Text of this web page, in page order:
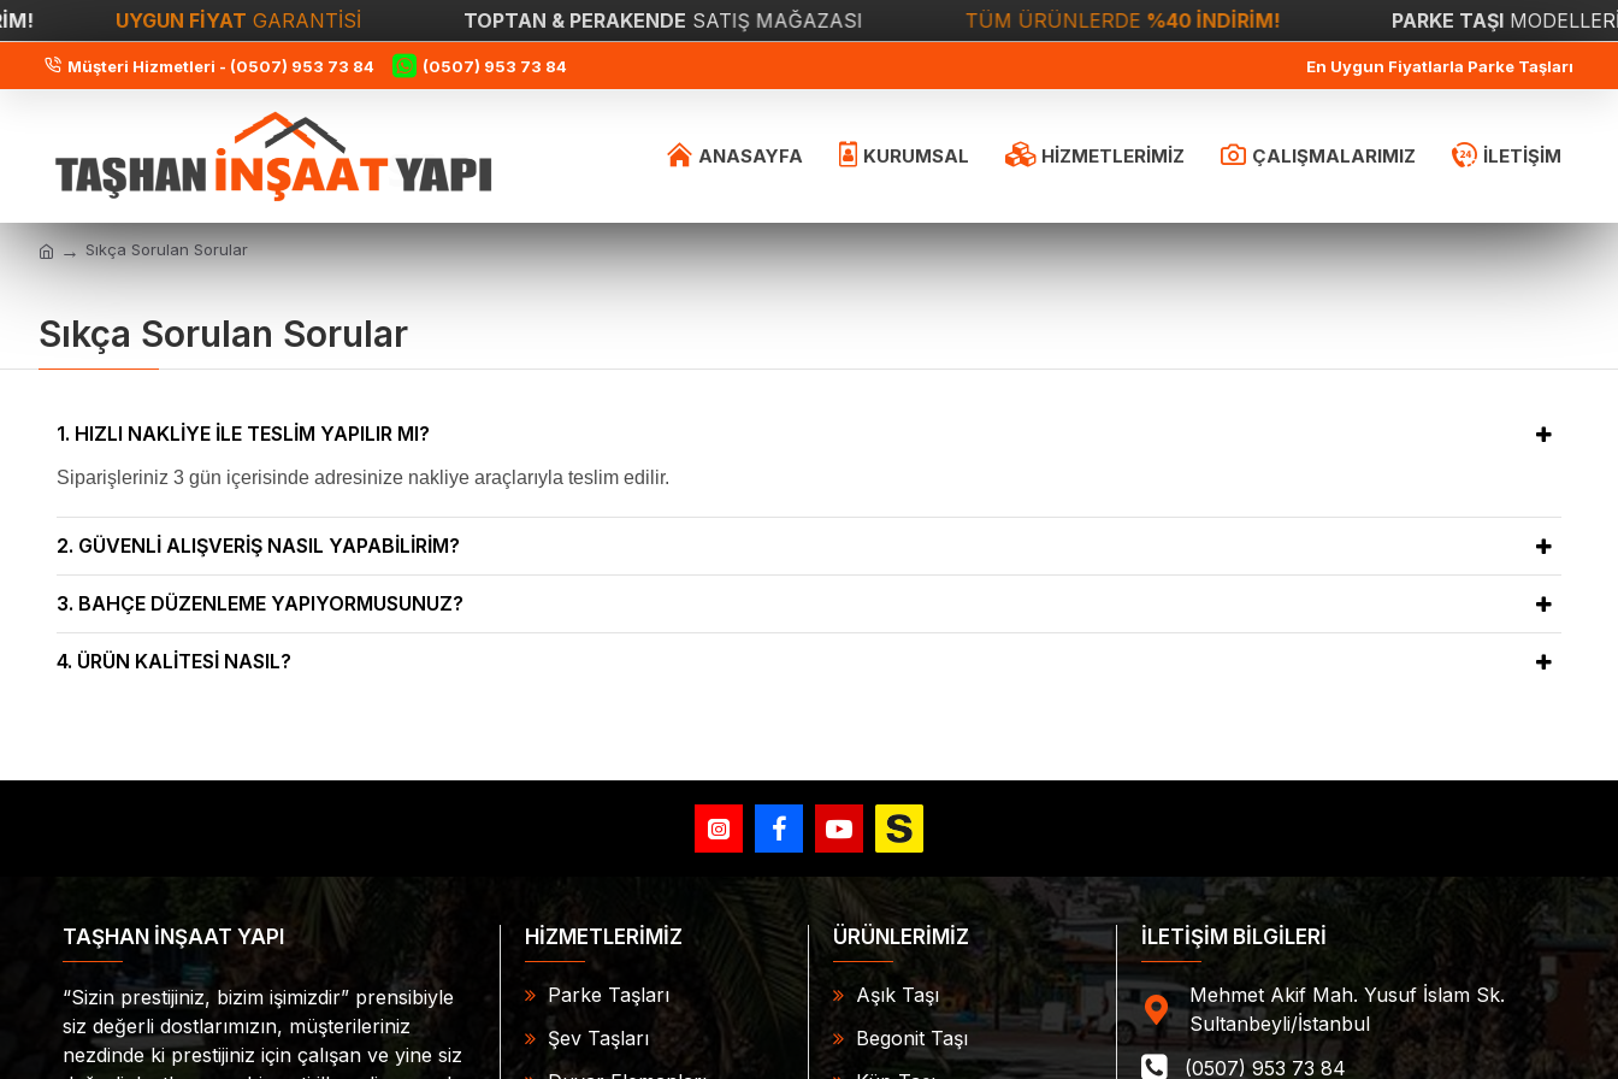
UYGUN FİYATGARANTİSİ TOPTAN & PERAKENDESATIŞ MAĞAZASI TÜM ÜRÜNLERDE%40 İNDİRİM! PARKE TAŞIMODELLERİ
Müşteri Hizmetleri - (0507) 953 73 84 (0507) 953 73 84 En Uygun Fiyatlarla Parke Taşları
ANASAYFA KURUMSAL HİZMETLERİMİZ ÇALIŞMALARIMIZ İLETİŞİM
Sıkça Sorulan Sorular
Sıkça Sorulan Sorular
1. HIZLI NAKLIYE ILE TESLIM YAPILIR MI?
Siparişleriniz 3 gün içerisinde adresinize nakliye araçlarıyla teslim edilir.
2. GÜVENLI ALIŞVERIŞ NASIL YAPABILIRIM?
3. BAHÇE DÜZENLEME YAPIYORMUSUNUZ?
4. ÜRÜN KALITESI NASIL?
TAŞHAN İNŞAAT YAPI
“Sizin prestijiniz, bizim işimizdir” prensibiyle
siz değerli dostlarımızın, müşterileriniz
nezdinde ki prestijiniz için çalışan ve yine siz
HİZMETLERİMİZ
Parke Taşları
Şev Taşları
ÜRÜNLERİMİZ
Aşık Taşı
Begonit Taşı
İLETİŞİM BİLGİLERİ
Mehmet Akif Mah. Yusuf İslam Sk.
Sultanbeyli/İstanbul
(0507) 953 73 84